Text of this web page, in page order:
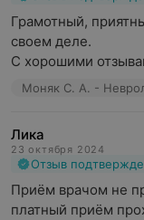
Грамотный,
своем деле.
С хорошими
Моняк С. А. -
Лика
23 октября 2024
Отзыв
Приём врачом не
платный приём